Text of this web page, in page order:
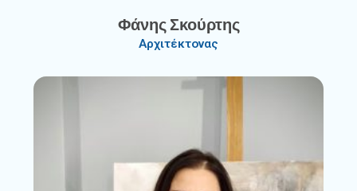
Φάνης Σκούρτης
Αρχιτέκτονας